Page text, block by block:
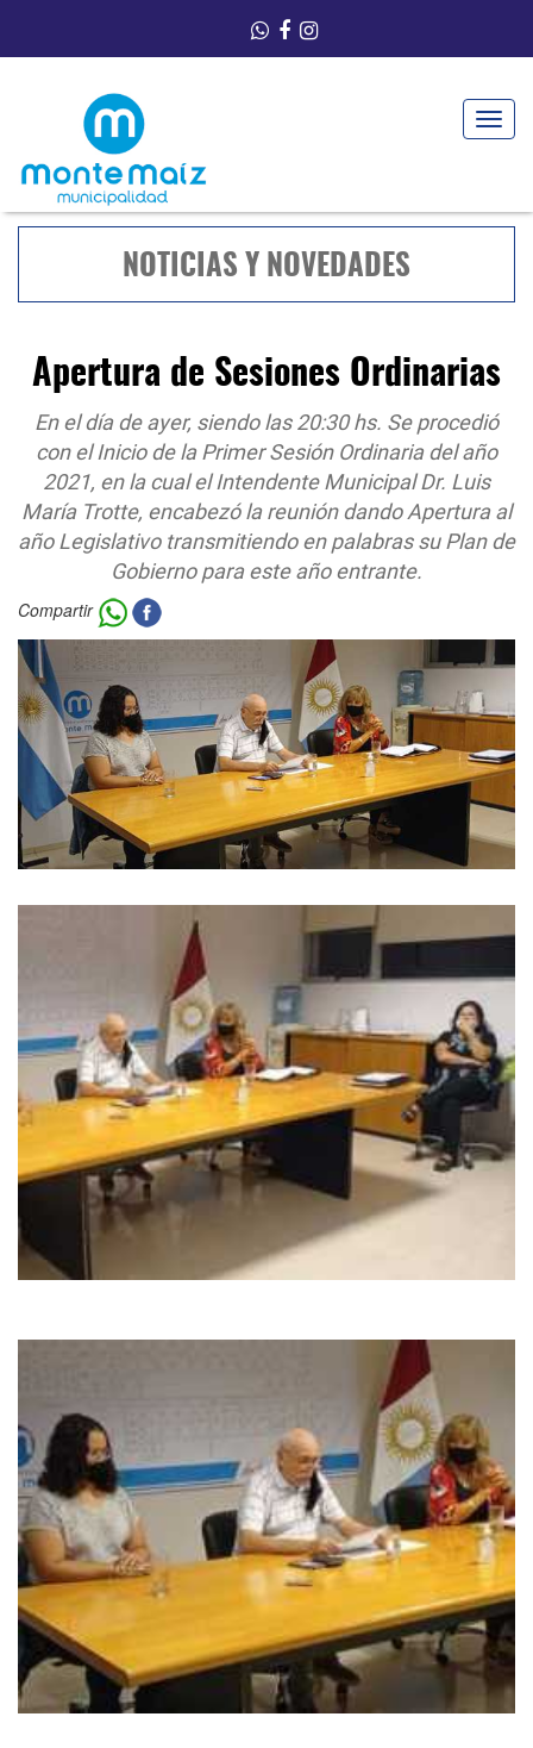
Toggle
NOTICIAS Y NOVEDADES
Apertura de Sesiones Ordinarias
En el día de ayer, siendo las 20:30 hs. Se procedió
con el Inicio de la Primer Sesión Ordinaria del año
2021, en la cual el Intendente Municipal Dr. Luis
María Trotte, encabezó la reunión dando Apertura al
año Legislativo transmitiendo en palabras su Plan de
Gobierno para este año entrante.
Compartir